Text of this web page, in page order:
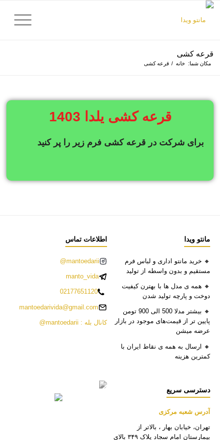
قرعه کشی
مکان شما: خانه / قرعه کشی
قرعه کشی یلدا 1403
برای شرکت در قرعه کشی فرم زیر را پر کنید
مانتو ویدا
🔸 خرید مانتو اداری و لباس فرم
مستقیم و بدون واسطه از تولید
🔸 همه ی مدل ها با بهترن کیفیت
دوخت و پارچه تولید شدن
🔸 بیشتر مدلا 500 الی 900 تومن
پایین تر از قیمت‌های موجود در بازار
عرضه میشن
🔸 ارسال به همه ی نقاط ایران با
کمترین هزینه
اطلاعات تماس
mantoedarii@
manto_vida
02177651120
mantoedarivida@gmail.com
کانال بله : mantoedarii@
دسترسی سریع
آدرس شعبه مرکزی
تهران، خیابان بهار ، بالاتر از
بیمارستان امام سجاد پلاک ۳۴۹ بالای